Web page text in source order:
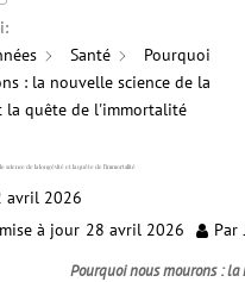
Santé
Pourquoi
: la nouvelle science de la
la quête de l'immortalité
science de la longévité et la quête de l’immortalité
avril 2026
à jour 28 avril 2026 Par
Pourquoi nous mourons : la